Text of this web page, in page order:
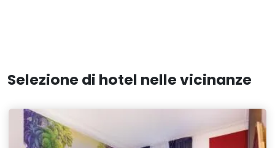
Selezione di hotel nelle vicinanze